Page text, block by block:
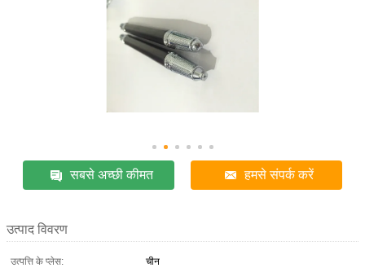
सबसे अच्छी कीमत हमसे संपर्क करें
उत्पाद विवरण
उत्पत्ति के प्लेस:
चीन